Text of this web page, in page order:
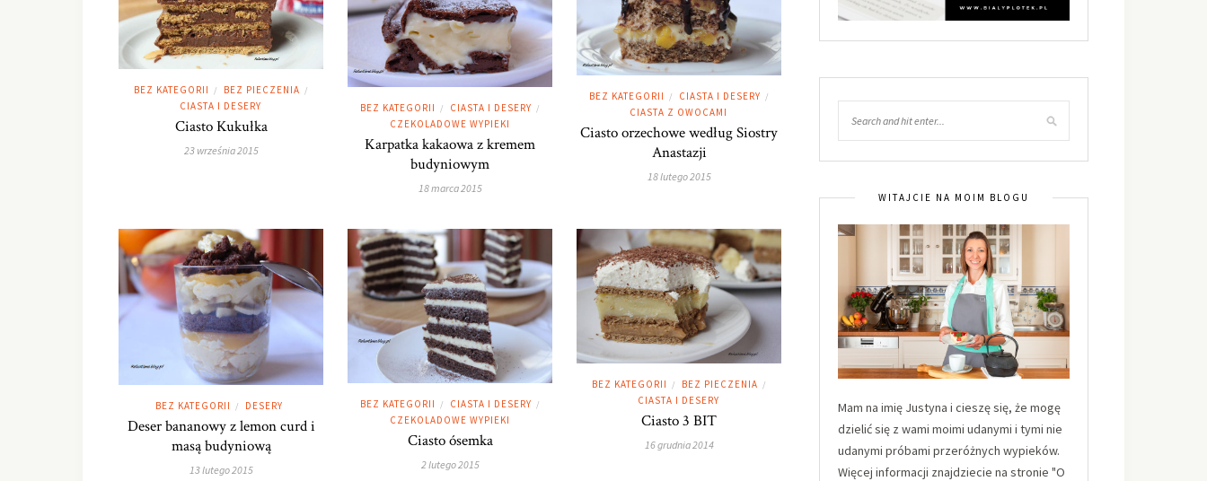
BEZ KATEGORII / BEZ PIECZENIA /
CIASTA I DESERY
Ciasto Kukułka
23 września 2015
BEZ KATEGORII / CIASTA I DESERY /
CZEKOLADOWE WYPIEKI
Karpatka kakaowa z kremem
budyniowym
18 marca 2015
BEZ KATEGORII / CIASTA I DESERY /
CIASTA Z OWOCAMI
Ciasto orzechowe według Siostry
Anastazji
18 lutego 2015
BEZ KATEGORII / DESERY
Deser bananowy z lemon curd i
masą budyniową
13 lutego 2015
BEZ KATEGORII / CIASTA I DESERY /
CZEKOLADOWE WYPIEKI
Ciasto ósemka
2 lutego 2015
BEZ KATEGORII / BEZ PIECZENIA /
CIASTA I DESERY
Ciasto 3 BIT
16 grudnia 2014
WITAJCIE NA MOIM BLOGU
Mam na imię Justyna i cieszę się, że mogę
dzielić się z wami moimi udanymi i tymi nie
udanymi próbami przeróżnych wypieków.
Więcej informacji znajdziecie na stronie "O